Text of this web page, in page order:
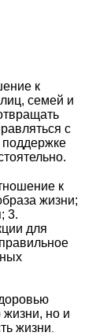
к
семей и
с
к
жизни;
3.
для
жизни, но и
жизни.